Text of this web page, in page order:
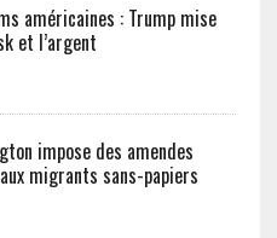
américaines : Trump mise
et l’argent
impose des amendes
migrants sans-papiers